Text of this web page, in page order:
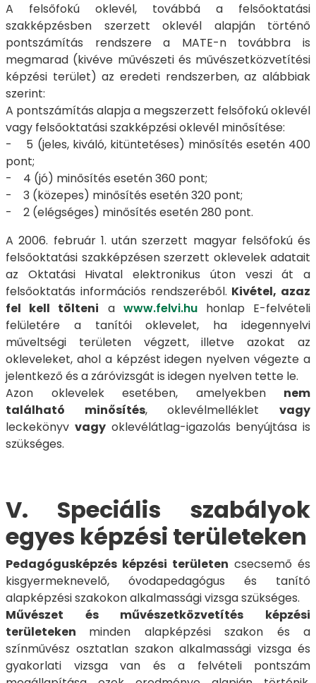
A felsőfokú oklevél, továbbá a felsőoktatási
szakképzésben szerzett oklevél alapján történő
pontszámítás rendszere a MATE-n továbbra is
megmarad (kivéve művészeti és művészetközvetítési
képzési terület) az eredeti rendszerben, az alábbiak
szerint:
A pontszámítás alapja a megszerzett felsőfokú oklevél
vagy felsőoktatási szakképzési oklevél minősítése:
- 5 (jeles, kiváló, kitüntetéses) minősítés esetén 400
pont;
- 4 (jó) minősítés esetén 360 pont;
- 3 (közepes) minősítés esetén 320 pont;
- 2 (elégséges) minősítés esetén 280 pont.
A 2006. február 1. után szerzett magyar felsőfokú és
felsőoktatási szakképzésen szerzett oklevelek adatait
az Oktatási Hivatal elektronikus úton veszi át a
felsőoktatás információs rendszeréből. Kivétel, azaz
fel kell tölteni a www.felvi.huhonlap E-felvételi
felületére a tanítói oklevelet, ha idegennyelvi
műveltségi területen végzett, illetve azokat az
okleveleket, ahol a képzést idegen nyelven végezte a
jelentkező és a záróvizsgát is idegen nyelven tette le.
Azon oklevelek esetében, amelyekben nem
található minősítés, oklevélmellékletvagy
leckekönyv vagyoklevélátlag-igazolás benyújtása is
szükséges.
V. Speciális szabályok
egyes képzési területeken
Pedagógusképzés képzési területen csecsemő és
kisgyermeknevelő, óvodapedagógus és tanító
alapképzési szakokon alkalmassági vizsga szükséges.
Művészet és művészetközvetítés képzési
területeken minden alapképzési szakon és a
színművész osztatlan szakon alkalmassági vizsga és
gyakorlati vizsga van és a felvételi pontszám